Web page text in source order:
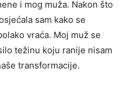
i mog muža. Nakon što
sam kako se
vraća. Moj muž se
težinu koju ranije nisam
transformacije.